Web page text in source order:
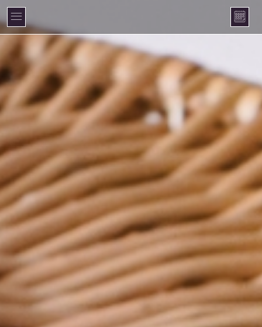
Cookie-Einstellungen